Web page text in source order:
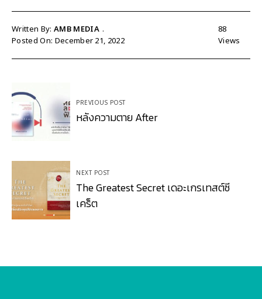
Written By: AMB MEDIA
Posted On: December 21, 2022
88
Views
Post
navigationPREVIOUS POST
หลังความตาย After
NEXT POST
The Greatest Secret เดอะเกรเทสต์ซี
เคร็ต